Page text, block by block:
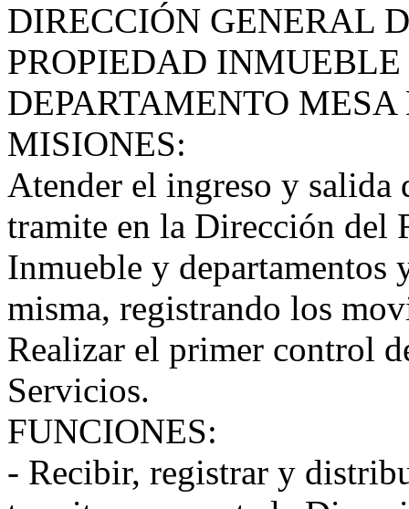
DIRECCIÓN GENERAL
PROPIEDAD
DEPARTAMENTO MESA
MISIONES:
Atender el ingreso y salida
tramite en la Dirección del
Inmueble y departamentos
misma, registrando los
Realizar el primer control
Servicios.
FUNCIONES:
- Recibir, registrar y